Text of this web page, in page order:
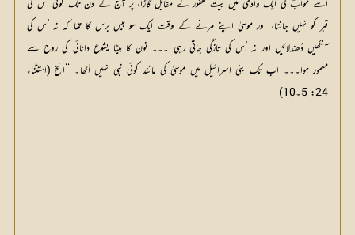
اُسے موابؔ کی ایک وادی میں بیت فغفور کے مقابل گاڑا، پر آج کے دن تک کوئی اُس کی
قبر کو نہیں جانتا، اور موسیٰ اپنے مرنے کے وقت ایک سو بیس برس کا تھا کہ نہ اُس کی
آنکھیں دُھندلائیں اور نہ اُس کی تازگی جاتی رہی ۔۔۔ نون کا بیٹا یشوع دانائی کی روح سے
معمور ہوا۔۔۔ اب تک بنی اسرائیل میں موسیٰ کی مانند کوئی نبی نہیں اُٹھا۔ ‘‘الخ (استثناء
24: 5۔10)